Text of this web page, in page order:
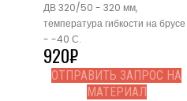
ДВ 320/50 - 320 мм,
температура гибкости на брусе
- -40 С.
920₽
ОТПРАВИТЬ ЗАПРОС НА
МАТЕРИАЛ